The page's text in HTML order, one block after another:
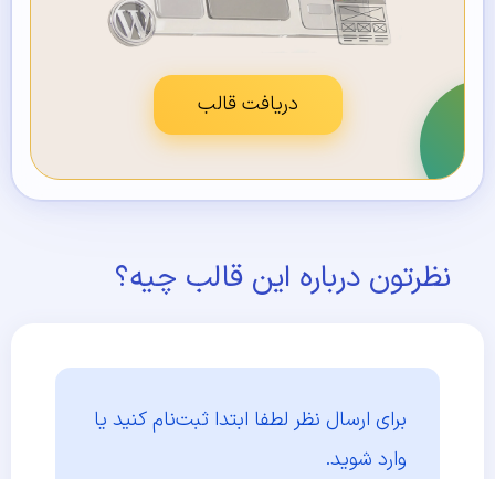
دریافت قالب
نظرتون درباره این قالب چیه؟
برای ارسال نظر لطفا ابتدا ثبت‌نام کنید یا
وارد شوید.